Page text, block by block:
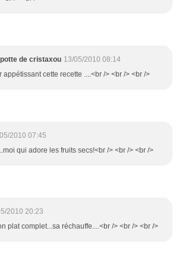
de cristaxou 13/05/2010 08:14
appétissant cette recette ....<br /> <br /> <br />
2010 07:45
qui adore les fruits secs!<br /> <br /> <br />
2010 20:23
plat complet...sa réchauffe....<br /> <br /> <br />